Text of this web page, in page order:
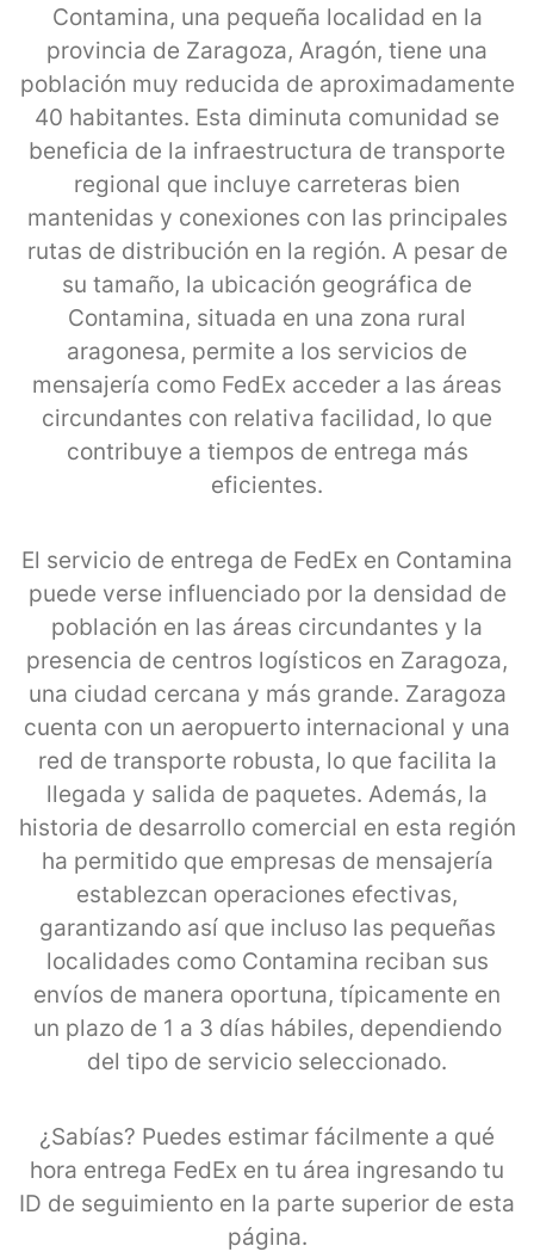
Contamina, una pequeña localidad en la
provincia de Zaragoza, Aragón, tiene una
población muy reducida de aproximadamente
40 habitantes. Esta diminuta comunidad se
beneficia de la infraestructura de transporte
regional que incluye carreteras bien
mantenidas y conexiones con las principales
rutas de distribución en la región. A pesar de
su tamaño, la ubicación geográfica de
Contamina, situada en una zona rural
aragonesa, permite a los servicios de
mensajería como FedEx acceder a las áreas
circundantes con relativa facilidad, lo que
contribuye a tiempos de entrega más
eficientes.
El servicio de entrega de FedEx en Contamina
puede verse influenciado por la densidad de
población en las áreas circundantes y la
presencia de centros logísticos en Zaragoza,
una ciudad cercana y más grande. Zaragoza
cuenta con un aeropuerto internacional y una
red de transporte robusta, lo que facilita la
llegada y salida de paquetes. Además, la
historia de desarrollo comercial en esta región
ha permitido que empresas de mensajería
establezcan operaciones efectivas,
garantizando así que incluso las pequeñas
localidades como Contamina reciban sus
envíos de manera oportuna, típicamente en
un plazo de 1 a 3 días hábiles, dependiendo
del tipo de servicio seleccionado.
¿Sabías? Puedes estimar fácilmente a qué
hora entrega FedEx en tu área ingresando tu
ID de seguimiento en la parte superior de esta
página.